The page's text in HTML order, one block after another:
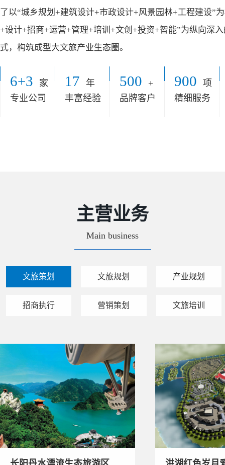
了以“城乡规划+建筑设计+市政设计+风景园林+工程建设”
+设计+招商+运营+管理+培训+文创+投资+智能”为纵向深
式，构筑成型大文旅产业生态圈。
6+3
家
专业公司
17
年
丰富经验
500
+
品牌客户
900
项
精细服务
主营业务
Main business
文旅策划 文旅规划 产业规划
招商执行 营销策划 文旅培训